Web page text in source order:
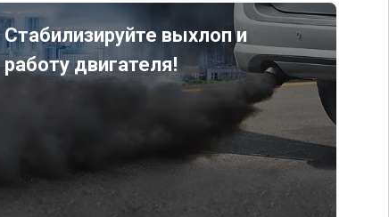
Стабилизируйте выхлоп и
работу двигателя!